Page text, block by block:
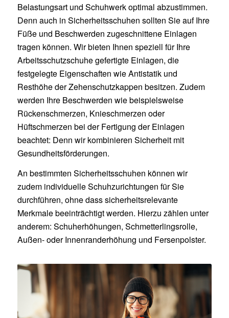
Belastungsart und Schuhwerk optimal abzustimmen.
Denn auch in Sicherheitsschuhen sollten Sie auf Ihre
Füße und Beschwerden zugeschnittene Einlagen
tragen können. Wir bieten Ihnen speziell für Ihre
Arbeitsschutzschuhe gefertigte Einlagen, die
festgelegte Eigenschaften wie Antistatik und
Resthöhe der Zehenschutzkappen besitzen. Zudem
werden Ihre Beschwerden wie beispielsweise
Rückenschmerzen, Knieschmerzen oder
Hüftschmerzen bei der Fertigung der Einlagen
beachtet: Denn wir kombinieren Sicherheit mit
Gesundheitsförderungen.
An bestimmten Sicherheitsschuhen können wir
zudem individuelle Schuhzurichtungen für Sie
durchführen, ohne dass sicherheitsrelevante
Merkmale beeinträchtigt werden. Hierzu zählen unter
anderem: Schuherhöhungen, Schmetterlingsrolle,
Außen- oder Innenranderhöhung und Fersenpolster.